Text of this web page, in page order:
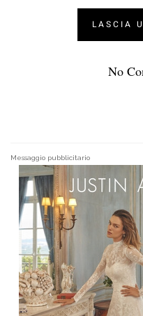
No
Messaggio pubblicitario